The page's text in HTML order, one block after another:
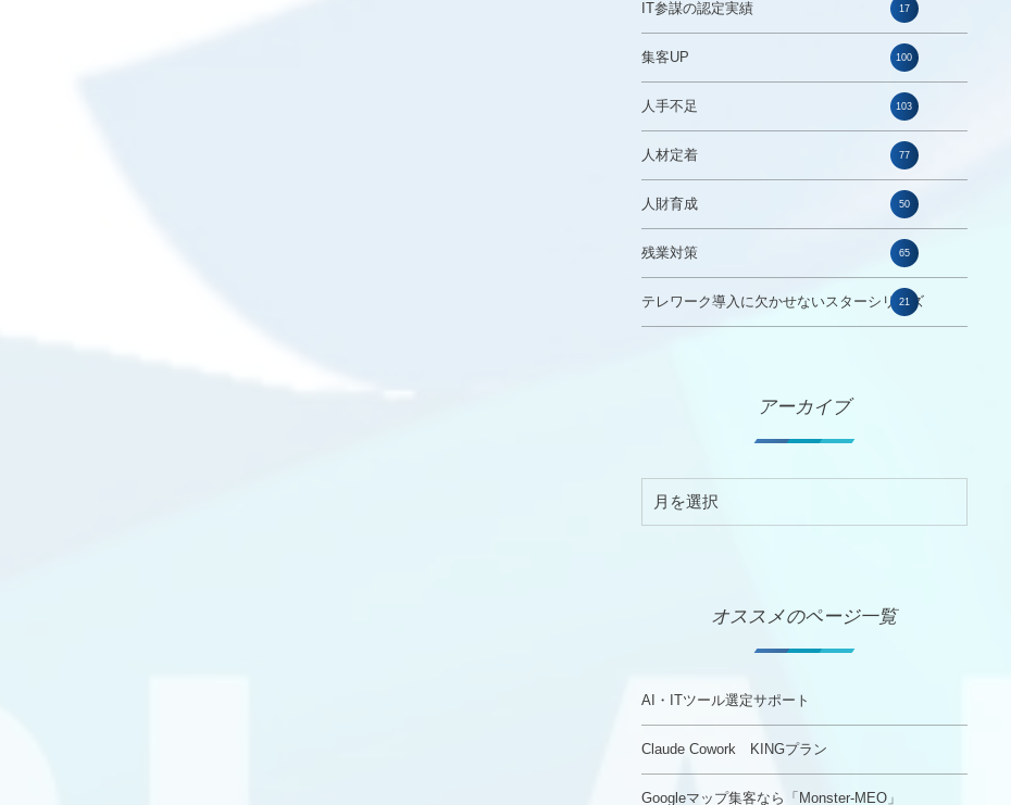
IT参謀の認定実績 17
集客UP 100
人手不足 103
人材定着 77
人財育成 50
残業対策 65
テレワーク導入に欠かせないスターシリーズ
21
アーカイブ
オススメのページ一覧
AI・ITツール選定サポート
Claude Cowork KINGプラン
Googleマップ集客なら「Monster-MEO」